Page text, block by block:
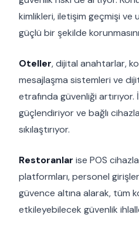
kimlikleri, iletişim geçmişi ve
güçlü bir şekilde
Oteller, dijital anahtarlar,
mesajlaşma sistemleri ve
etrafında güvenliği
güçlendiriyor ve bağlı
sıkılaştırıyor.
Restoranlar ise POS
platformları, personel
güvence altına alarak, tüm
etkileyebilecek güvenlik